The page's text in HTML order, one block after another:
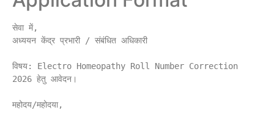
सेवा में,
अध्ययन केंद्र प्रभारी / संबंधित अधिकारी
विषय: Electro Homeopathy Roll Number Correction
2026 हेतु आवेदन।
महोदय/महोदया,